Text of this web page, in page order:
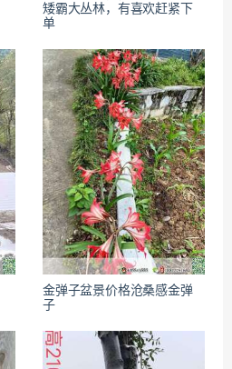
矮霸大丛林，有喜欢赶紧下
单
金弹子盆景价格沧桑感金弹
子